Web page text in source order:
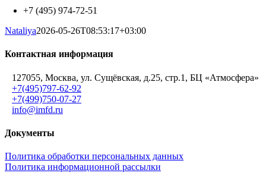
+7 (495) 974-72-51
Nataliya2026-05-26T08:53:17+03:00
Контактная информация
127055, Москва, ул. Сущёвская, д.25, стр.1, БЦ «Атмосфера»
+7(495)797-62-92
+7(499)750-07-27
info@imfd.ru
Документы
Политика обработки персональных данных
Политика информационной рассылки